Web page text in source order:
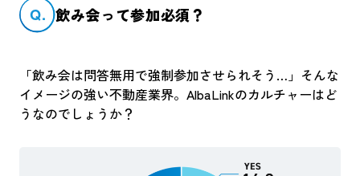
Q. 飲み会って参加必須？
「飲み会は問答無用で強制参加させられそう…」そんな
イメージの強い不動産業界。AlbaLinkのカルチャーはど
うなのでしょうか？